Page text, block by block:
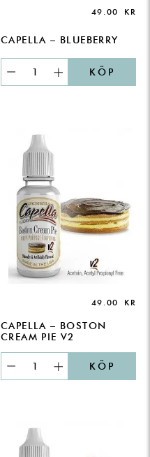
49.00 KR
CAPELLA – BLUEBERRY
KÖP
49.00 KR
CAPELLA – BOSTON
CREAM PIE V2
KÖP